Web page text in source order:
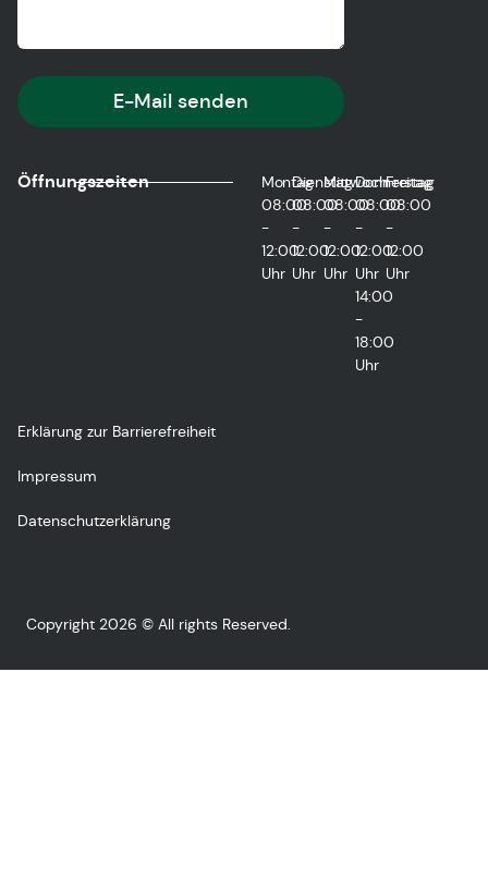
E-Mail senden
Öffnungszeiten
Montag
08:00
-
12:00
Uhr
Dienstag
08:00
-
12:00
Uhr
Mittwoch
08:00
-
12:00
Uhr
Donnerstag
08:00
-
12:00
Uhr
14:00
-
18:00
Uhr
Freitag
08:00
-
12:00
Uhr
Erklärung zur Barrierefreiheit
Impressum
Datenschutzerklärung
Copyright 2026 © All rights Reserved.